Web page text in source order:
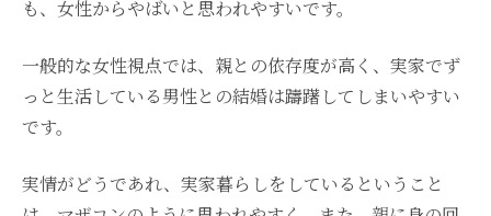
も、女性からやばいと思われやすいです。
一般的な女性視点では、親との依存度が高く、実家でず
っと生活している男性との結婚は躊躇してしまいやすい
です。
実情がどうであれ、実家暮らしをしているということ